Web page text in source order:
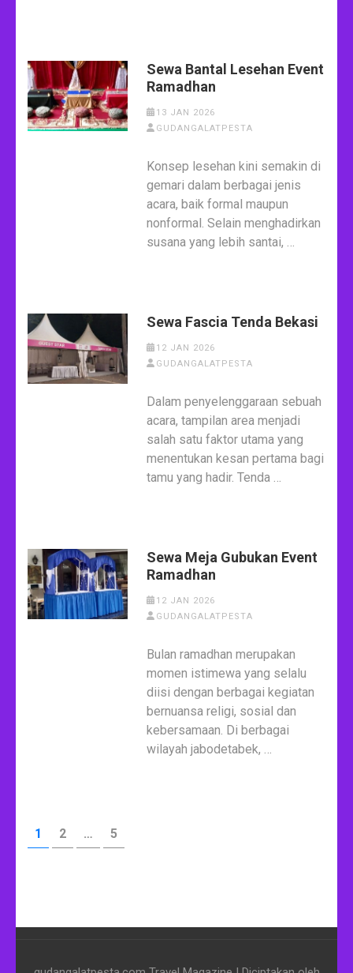
Sewa Bantal Lesehan Event
Ramadhan
13 JAN 2026
GUDANGALATPESTA
Konsep lesehan kini semakin di
gemari dalam berbagai jenis
acara, baik formal maupun
nonformal. Selain menghadirkan
susana yang lebih santai, …
Sewa Fascia Tenda Bekasi
12 JAN 2026
GUDANGALATPESTA
Dalam penyelenggaraan sebuah
acara, tampilan area menjadi
salah satu faktor utama yang
menentukan kesan pertama bagi
tamu yang hadir. Tenda …
Sewa Meja Gubukan Event
Ramadhan
12 JAN 2026
GUDANGALATPESTA
Bulan ramadhan merupakan
momen istimewa yang selalu
diisi dengan berbagai kegiatan
bernuansa religi, sosial dan
kebersamaan. Di berbagai
wilayah jabodetabek, …
Paginasi
pos
HALAMAN
1 HALAMAN
2 … HALAMAN
5